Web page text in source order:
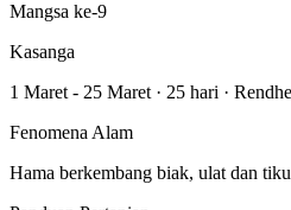
Mangsa ke-9
Kasanga
1 Maret - 25 Maret · 25 hari ·
Fenomena Alam
Hama berkembang biak, ulat dan